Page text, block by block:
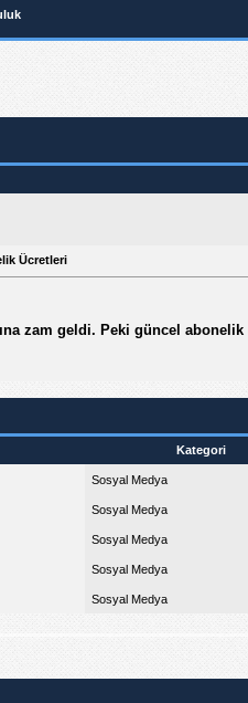
Ücretleri
zam geldi. Peki güncel
Kategori
Sosyal Medya
Sosyal Medya
Sosyal Medya
Sosyal Medya
Sosyal Medya